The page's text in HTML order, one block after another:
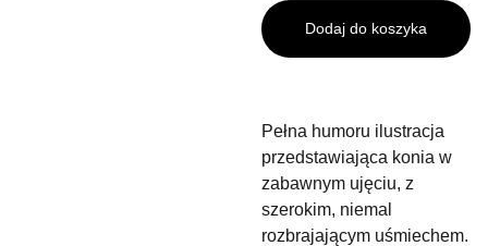
Dodaj do koszyka
Pełna humoru ilustracja
przedstawiająca konia w
zabawnym ujęciu, z
szerokim, niemal
rozbrajającym uśmiechem.